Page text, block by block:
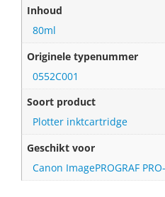
Inhoud
80ml
Originele typenummer
0552C001
Soort product
Plotter inktcartridge
Geschikt voor
Canon ImagePROGRAF